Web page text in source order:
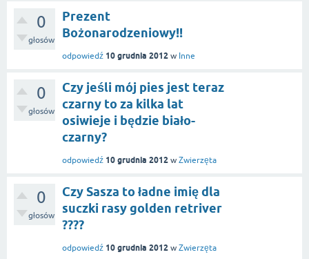
0
głosów
Prezent
Bożonarodzeniowy!!
odpowiedź 10 grudnia 2012 w Inne
0
głosów
Czy jeśli mój pies jest teraz
czarny to za kilka lat
osiwieje i będzie biało-
czarny?
odpowiedź 10 grudnia 2012 w Zwierzęta
0
głosów
Czy Sasza to ładne imię dla
suczki rasy golden retriver
????
odpowiedź 10 grudnia 2012 w Zwierzęta